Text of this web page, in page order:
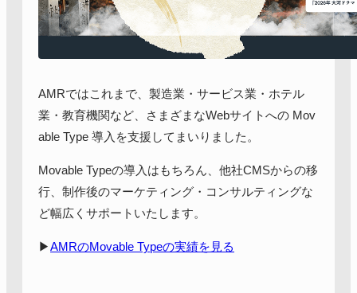
AMRではこれまで、製造業・サービス業・ホテル
業・教育機関など、さまざまなWebサイトへの Mov
able Type 導入を支援してまいりました。
Movable Typeの導入はもちろん、他社CMSからの移
行、制作後のマーケティング・コンサルティングな
ど幅広くサポートいたします。
▶︎AMRのMovable Typeの実績を見る